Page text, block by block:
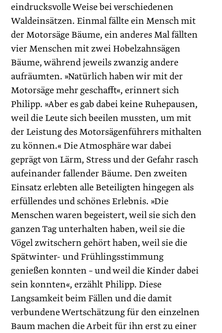
eindrucksvolle Weise bei verschiedenen
Waldeinsätzen. Einmal fällte ein Mensch mit
der Motorsäge Bäume, ein anderes Mal fällten
vier Menschen mit zwei Hobelzahnsägen
Bäume, während jeweils zwanzig andere
aufräumten. »Natürlich haben wir mit der
Motorsäge mehr geschafft«, erinnert sich
Philipp. »Aber es gab dabei keine Ruhepausen,
weil die Leute sich beeilen mussten, um mit
der Leistung des Motorsägenführers mithalten
zu können.« Die Atmosphäre war dabei
geprägt von Lärm, Stress und der Gefahr rasch
aufeinander fallender Bäume. Den zweiten
Einsatz erlebten alle Beteiligten hingegen als
erfüllendes und schönes Erlebnis. »Die
Menschen waren begeistert, weil sie sich den
ganzen Tag unterhalten haben, weil sie die
Vögel zwitschern gehört haben, weil sie die
Spätwinter- und Frühlingsstimmung
genießen konnten – und weil die Kinder dabei
sein konnten«, erzählt Philipp. Diese
Langsamkeit beim Fällen und die damit
verbundene Wertschätzung für den einzelnen
Baum machen die Arbeit für ihn erst zu einer